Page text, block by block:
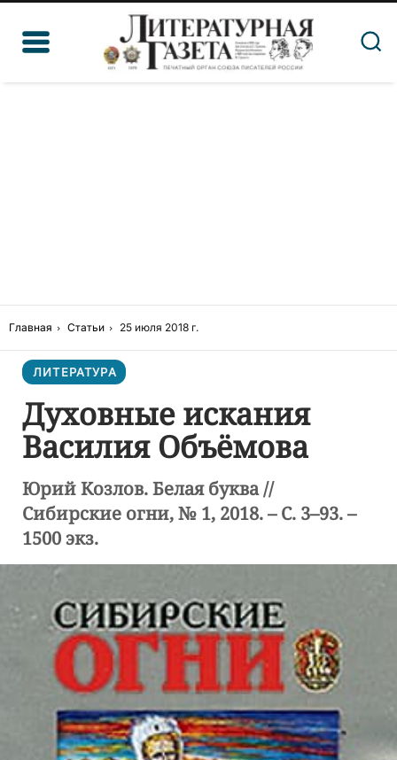
Главная Статьи 25 июля 2018 г.
ЛИТЕРАТУРА
Духовные искания
Василия Объёмова
Юрий Козлов. Белая буква //
Сибирские огни, № 1, 2018. – С. 3–93. –
1500 экз.